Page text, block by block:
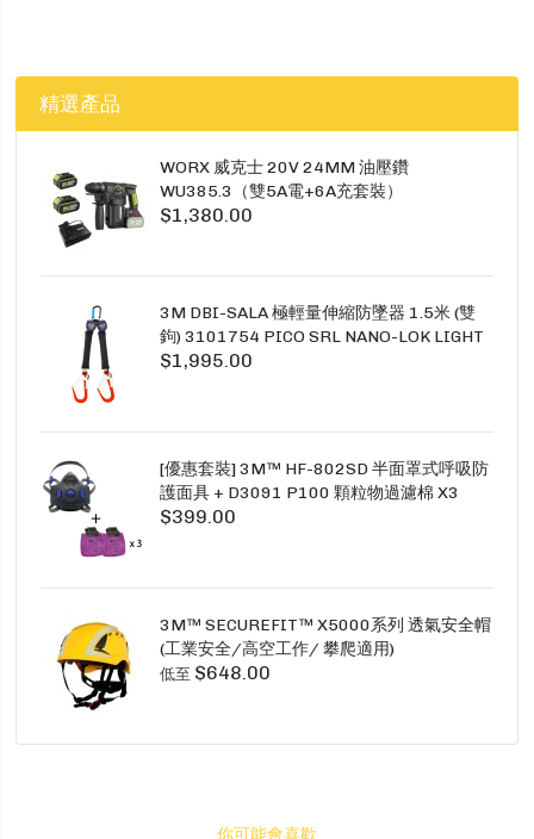
精選產品
WORX 威克士 20V 24MM 油壓鑽
WU385.3（雙5A電+6A充套裝）
$1,380.00
3M DBI-SALA 極輕量伸縮防墜器 1.5米 (雙
鉤) 3101754 PICO SRL NANO-LOK LIGHT
1.5M TWINS
$1,995.00
[優惠套裝] 3M™ HF-802SD 半面罩式呼吸防
護面具 + D3091 P100 顆粒物過濾棉 X3
SECURE CLICK HF-802SD HF-800SD 系列
$399.00
3M™ SECUREFIT™ X5000系列 透氣安全帽
(工業安全/高空工作/ 攀爬適用)
低至 $648.00
你可能會喜歡